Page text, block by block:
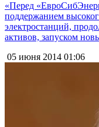
«Перед
поддержанием
электростанций,
активов, запуском
05 июня 2014 01:06